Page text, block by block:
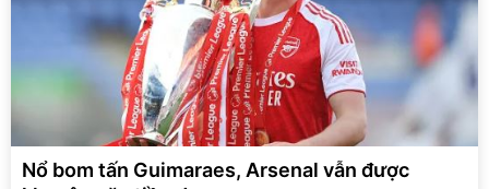
Nổ bom tấn Guimaraes, Arsenal vẫn được